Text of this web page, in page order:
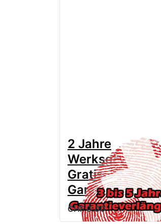
2 Jahre
Werksgarantie
Gratis
CHF 0.00